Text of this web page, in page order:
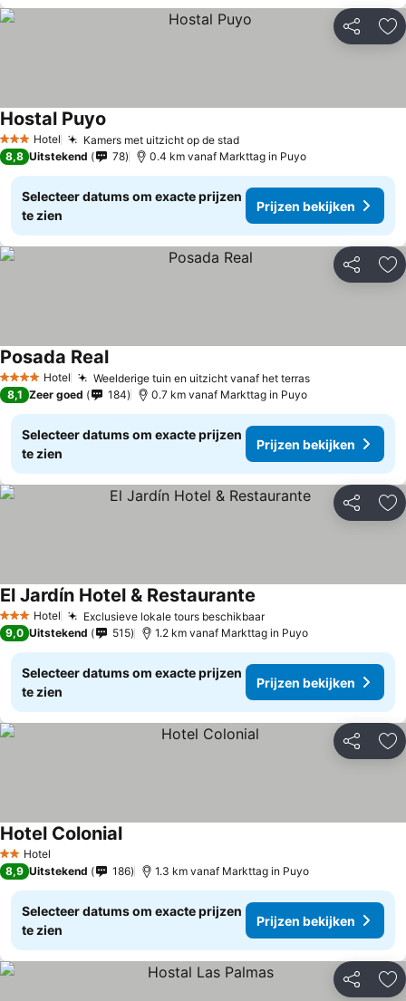
Delen
3 SterrenHotel Kamers met uitzicht op de stad
Hostal Puyo
8,8 Uitstekend 78 0.4 km vanaf Markttag in Puyo
Selecteer datums om exacte prijzen
te zien
Prijzen bekijken
Delen
4 SterrenHotel Weelderige tuin en uitzicht vanaf het terras
Posada Real
8,1 Zeer goed 184 0.7 km vanaf Markttag in Puyo
Selecteer datums om exacte prijzen
te zien
Prijzen bekijken
Delen
3 SterrenHotel Exclusieve lokale tours beschikbaar
El Jardín Hotel & Restaurante
9,0 Uitstekend 515 1.2 km vanaf Markttag in Puyo
Selecteer datums om exacte prijzen
te zien
Prijzen bekijken
Delen
2 Sterren
Hotel
Hotel Colonial
8,9 Uitstekend 186 1.3 km vanaf Markttag in Puyo
Selecteer datums om exacte prijzen
te zien
Prijzen bekijken
Delen